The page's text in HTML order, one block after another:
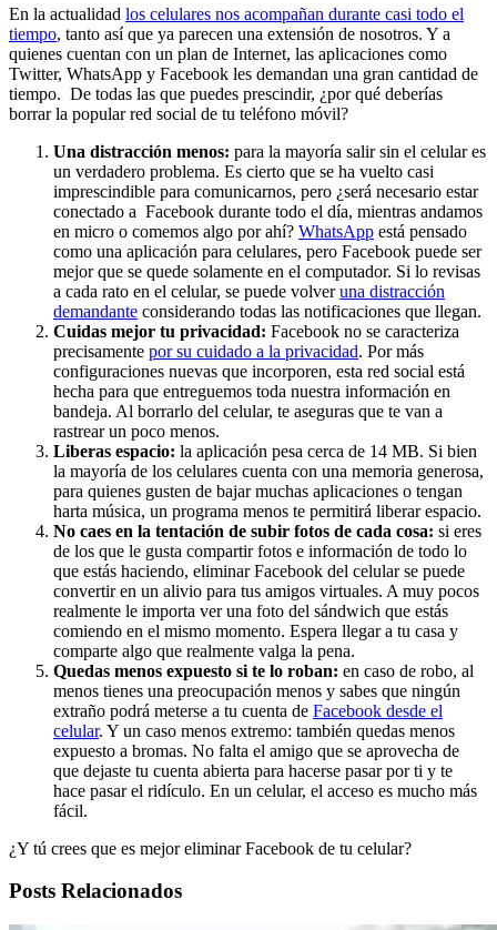
En la actualidad los celulares nos acompañan durante casi todo el
tiempo, tanto así que ya parecen una extensión de nosotros. Y a
quienes cuentan con un plan de Internet, las aplicaciones como
Twitter, WhatsApp y Facebook les demandan una gran cantidad de
tiempo. De todas las que puedes prescindir, ¿por qué deberías
borrar la popular red social de tu teléfono móvil?
Una distracción menos: para la mayoría salir sin el celular es
un verdadero problema. Es cierto que se ha vuelto casi
imprescindible para comunicarnos, pero ¿será necesario estar
conectado a Facebook durante todo el día, mientras andamos
en micro o comemos algo por ahí? WhatsApp está pensado
como una aplicación para celulares, pero Facebook puede ser
mejor que se quede solamente en el computador. Si lo revisas
a cada rato en el celular, se puede volveruna distracción
demandante considerando todas las notificaciones que llegan.
Cuidas mejor tu privacidad: Facebook no se caracteriza
precisamente por su cuidado a la privacidad. Por más
configuraciones nuevas que incorporen, esta red social está
hecha para que entreguemos toda nuestra información en
bandeja. Al borrarlo del celular, te aseguras que te van a
rastrear un poco menos.
Liberas espacio: la aplicación pesa cerca de 14 MB. Si bien
la mayoría de los celulares cuenta con una memoria generosa,
para quienes gusten de bajar muchas aplicaciones o tengan
harta música, un programa menos te permitirá liberar espacio.
No caes en la tentación de subir fotos de cada cosa: si eres
de los que le gusta compartir fotos e información de todo lo
que estás haciendo, eliminar Facebook del celular se puede
convertir en un alivio para tus amigos virtuales. A muy pocos
realmente le importa ver una foto del sándwich que estás
comiendo en el mismo momento. Espera llegar a tu casa y
comparte algo que realmente valga la pena.
Quedas menos expuesto si te lo roban: en caso de robo, al
menos tienes una preocupación menos y sabes que ningún
extraño podrá meterse a tu cuenta de Facebook desde el
celular. Y un caso menos extremo: también quedas menos
expuesto a bromas. No falta el amigo que se aprovecha de
que dejaste tu cuenta abierta para hacerse pasar por ti y te
hace pasar el ridículo. En un celular, el acceso es mucho más
fácil.
¿Y tú crees que es mejor eliminar Facebook de tu celular?
Posts Relacionados